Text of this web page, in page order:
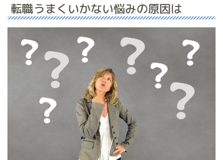
転職うまくいかない悩みの原因は